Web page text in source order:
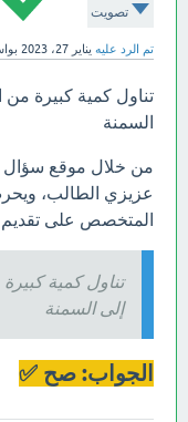
تصويت
تم الرد عليه يناير 27، 2023
تناول كمية كبيرة من
السمنة
من خلال موقع
عزيزي الطالب،
المتخصص على
تناول كمية
إلى السمنة
الجواب: صح ✅